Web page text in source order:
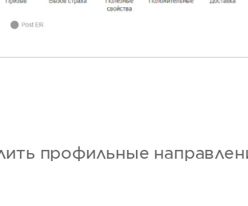
профильные